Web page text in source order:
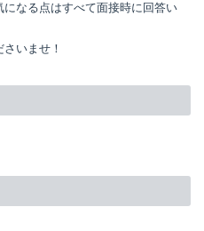
なる点はすべて面接時に回答い
いませ！